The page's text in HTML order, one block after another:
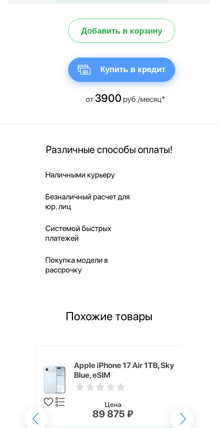
Добавить в корзину
Купить в кредит
от 3900 руб./месяц*
Различные способы оплаты!
Наличными курьеру
Безналичный расчет для
юр. лиц
Системой быстрых
платежей
Покупка модели в
рассрочку
Похожие товары
Apple iPhone 17 Air 1TB, Sky
Blue, eSIM
Цена
89 875 ₽